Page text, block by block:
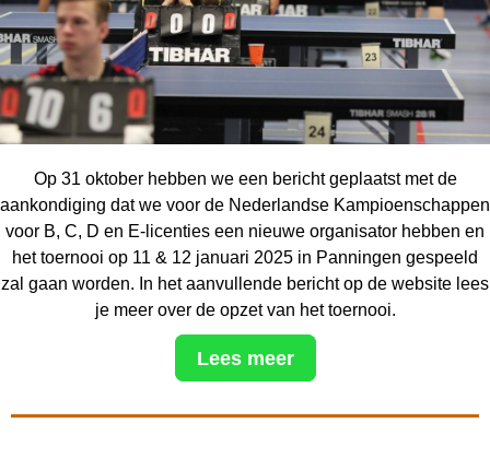
Op 31 oktober hebben we een bericht geplaatst met de
aankondiging dat we voor de Nederlandse Kampioenschappen
voor B, C, D en E-licenties een nieuwe organisator hebben en
het toernooi op 11 & 12 januari 2025 in Panningen gespeeld
zal gaan worden. In het aanvullende bericht op de website lees
je meer over de opzet van het toernooi.
Lees meer